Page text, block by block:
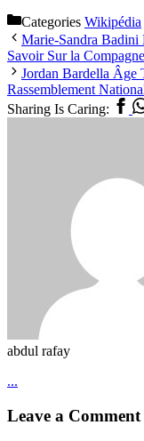
Categories Wikipédia
Marie-Sandra Badini
Savoir Sur la
Jordan Bardella Âge
Rassemblement
Sharing Is Caring:
abdul rafay
...
Leave a Comment